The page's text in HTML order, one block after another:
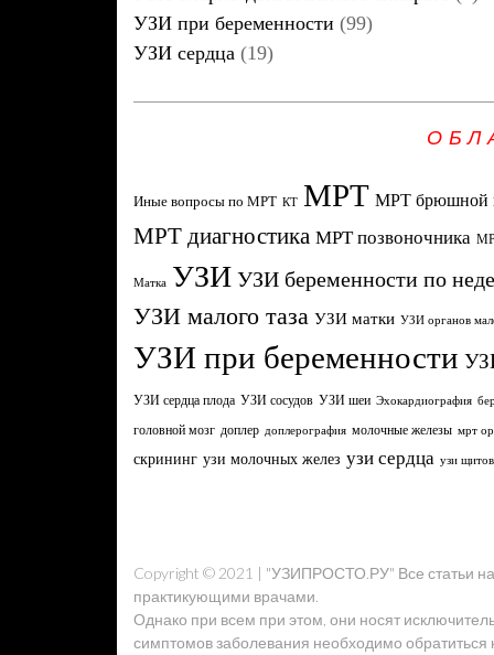
УЗИ при беременности (99)
УЗИ сердца (19)
Иные вопросы по МРТ КТ МРТ МРТ брюшной
МРТ диагностика МРТ позвоночника
Матка УЗИ УЗИ беременности по
УЗИ малого таза УЗИ матки УЗИ органов
УЗИ при беременности
УЗИ сердца плода УЗИ сосудов УЗИ шеи Эхокардиография
головной мозг доплер доплерография молочные железы мрт
скрининг узи молочных желез узи сердца узи
Copyright © 2021 | "УЗИПРОСТО.РУ" Все статьи
практикующими врачами.
Однако при всем при этом, они носят
симптомов заболевания необходимо обратиться